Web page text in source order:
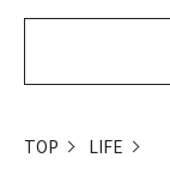
TOP
LIFE